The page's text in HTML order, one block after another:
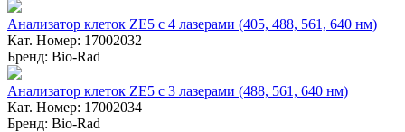
Анализатор клеток ZE5 с 4 лазерами (405, 488, 561, 640 нм)
Кат. Номер: 17002032
Бренд: Bio-Rad
Анализатор клеток ZE5 с 3 лазерами (488, 561, 640 нм)
Кат. Номер: 17002034
Бренд: Bio-Rad